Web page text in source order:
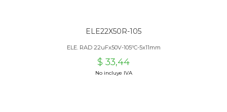
ELE22X50R-105
ELE. RAD 22uFx50V-105ºC-5x11mm
$ 33,44
No incluye IVA